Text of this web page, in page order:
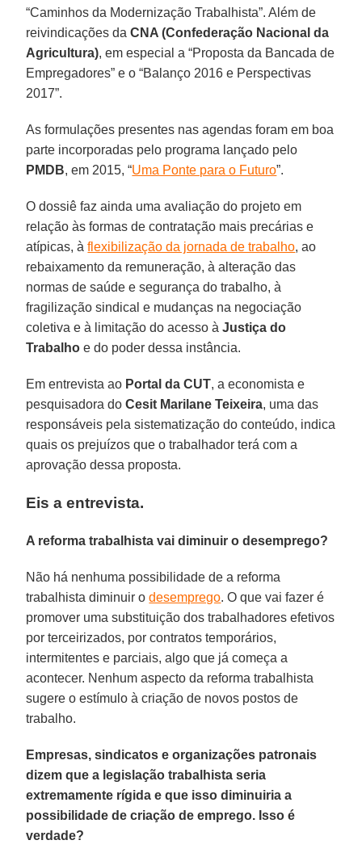
“Caminhos da Modernização Trabalhista”. Além de
reivindicações daCNA (Confederação Nacional da
Agricultura), em especial a “Proposta da Bancada de
Empregadores” e o “Balanço 2016 e Perspectivas
2017”.
As formulações presentes nas agendas foram em boa
parte incorporadas pelo programa lançado pelo
PMDB, em 2015, “Uma Ponte para o Futuro”.
O dossiê faz ainda uma avaliação do projeto em
relação às formas de contratação mais precárias e
atípicas, àflexibilização da jornada de trabalho, ao
rebaixamento da remuneração, à alteração das
normas de saúde e segurança do trabalho, à
fragilização sindical e mudanças na negociação
coletiva e à limitação do acesso àJustiça do
Trabalho e do poder dessa instância.
Em entrevista ao Portal da CUT, a economista e
pesquisadora doCesit Marilane Teixeira, uma das
responsáveis pela sistematização do conteúdo, indica
quais os prejuízos que o trabalhador terá com a
aprovação dessa proposta.
Eis a entrevista.
A reforma trabalhista vai diminuir o desemprego?
Não há nenhuma possibilidade de a reforma
trabalhista diminuir odesemprego. O que vai fazer é
promover uma substituição dos trabalhadores efetivos
por terceirizados, por contratos temporários,
intermitentes e parciais, algo que já começa a
acontecer. Nenhum aspecto da reforma trabalhista
sugere o estímulo à criação de novos postos de
trabalho.
Empresas, sindicatos e organizações patronais
dizem que a legislação trabalhista seria
extremamente rígida e que isso diminuiria a
possibilidade de criação de emprego. Isso é
verdade?